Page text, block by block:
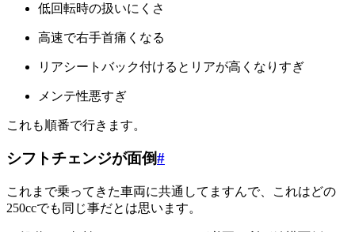
低回転時の扱いにくさ
高速で右手首痛くなる
リアシートバック付けるとリアが高くなりすぎ
メンテ性悪すぎ
これも順番で行きます。
シフトチェンジが面倒#
これまで乗ってきた車両に共通してますんで、これはどの
250ccでも同じ事だとは思います。